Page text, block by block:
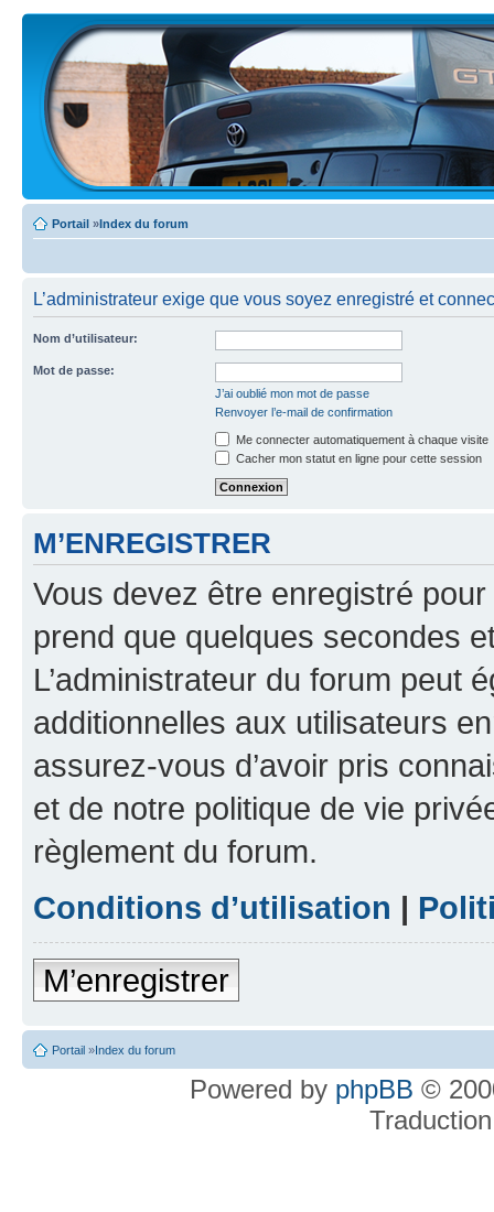
Portail »Index du forum
L’administrateur exige que vous soyez enregistré et
Nom d’utilisateur:
Mot de passe:
J’ai oublié mon mot de passe
Renvoyer l’e-mail de confirmation
Me connecter automatiquement à chaque visite
Cacher mon statut en ligne pour cette session
M’ENREGISTRER
Vous devez être enregistré
prend que quelques secondes
L’administrateur du forum peut
additionnelles aux utilisateurs
assurez-vous d’avoir pris
et de notre politique de vie
règlement du forum.
Conditions d’utilisation |
M’enregistrer
Portail »Index du forum
Powered by phpBB ©